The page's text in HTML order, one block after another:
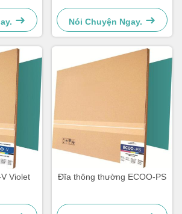
Nói Chuyện Ngay.
Violet Đĩa thông thường ECOO-PS